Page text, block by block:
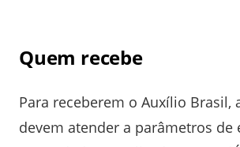
Quem recebe
Para receberem o Auxílio Brasil,
devem atender a parâmetros de